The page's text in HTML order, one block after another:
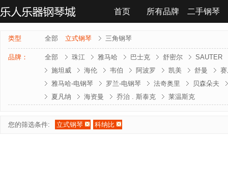
首页 所有品牌 二手钢琴
联系我们
类型 全部 立式钢琴 三角钢琴
品牌： 全部 珠江 雅马哈 巴士克 舒密尔
SAUTER
施坦威
海伦 韦伯 阿波罗 凯美 舒曼
雅马哈-电钢琴
罗兰-电钢琴 法奇奥里
贝森朵夫
夏凡纳
海资曼 乔治 . 斯泰克 莱温斯克
您的筛选条件: 立式钢琴 科纳比